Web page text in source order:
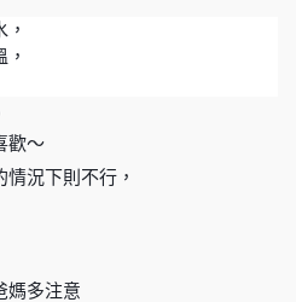
歡～
況下則不行，
媽多注意